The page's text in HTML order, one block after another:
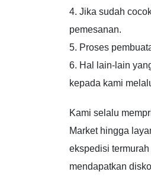
4. Jika sudah
pemesanan.
5. Proses
6. Hal lain-lain
kepada kami
Kami selalu
Market hingga
ekspedisi
mendapatkan